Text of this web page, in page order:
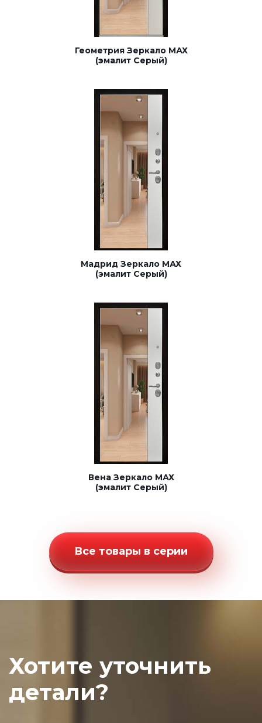
Геометрия Зеркало МАХ
(эмалит Серый)
Мадрид Зеркало МАХ
(эмалит Серый)
Вена Зеркало МАХ
(эмалит Серый)
Все товары в серии
Хотите уточнить
детали?